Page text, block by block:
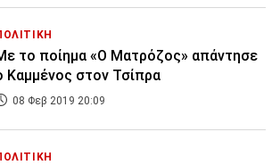
το ποίημα «Ο Ματρόζος» απάντησε
Καμμένος στον Τσίπρα
08 Φεβ 2019 20:09